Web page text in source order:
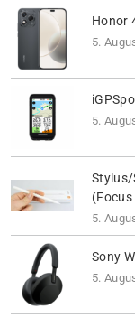
Honor
5.
5.
5.
Sony
5.